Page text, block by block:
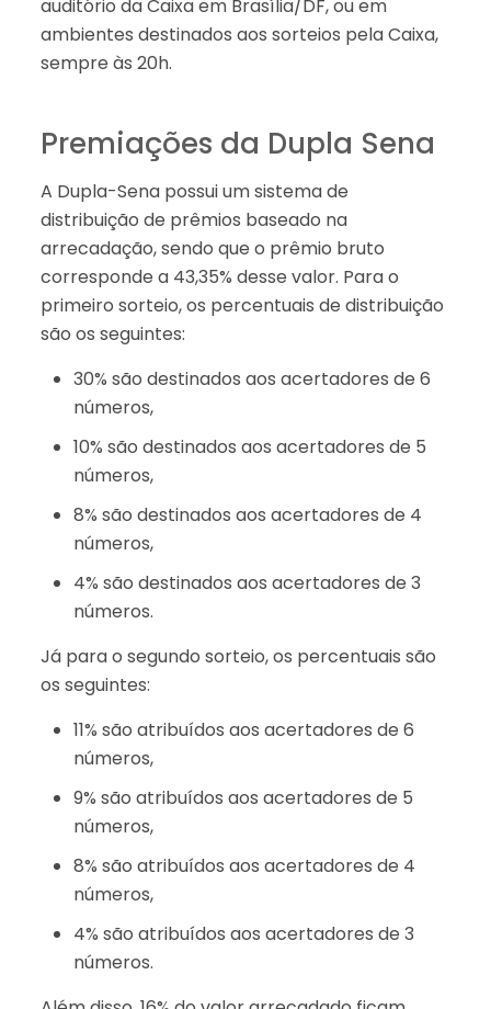
auditório da Caixa em Brasília/DF, ou em
ambientes destinados aos sorteios pela Caixa,
sempre às 20h.
Premiações da Dupla Sena
A Dupla-Sena possui um sistema de
distribuição de prêmios baseado na
arrecadação, sendo que o prêmio bruto
corresponde a 43,35% desse valor. Para o
primeiro sorteio, os percentuais de distribuição
são os seguintes:
30% são destinados aos acertadores de 6
números,
10% são destinados aos acertadores de 5
números,
8% são destinados aos acertadores de 4
números,
4% são destinados aos acertadores de 3
números.
Já para o segundo sorteio, os percentuais são
os seguintes:
11% são atribuídos aos acertadores de 6
números,
9% são atribuídos aos acertadores de 5
números,
8% são atribuídos aos acertadores de 4
números,
4% são atribuídos aos acertadores de 3
números.